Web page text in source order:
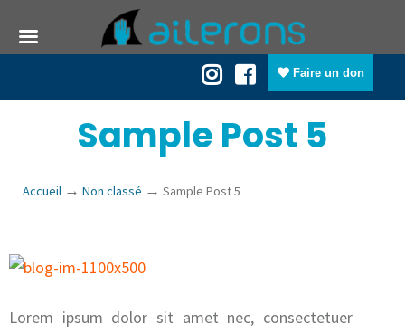
Faire un don
Sample Post 5
Accueil → Non classé → Sample Post 5
Lorem ipsum dolor sit amet nec, consectetuer